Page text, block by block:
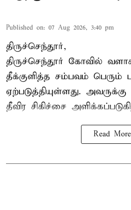
Published on: 07 Aug 2026, 3:40 pm
திருச்செந்தூர்,
திருச்செந்தூர் கோவில்
தீக்குளித்த சம்பவம் பெரும்
ஏற்படுத்தியுள்ளது.
தீவிர சிகிச்சை
Read More